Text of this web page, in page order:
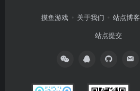
摸鱼游戏 关于我们 站点博客
站点提交